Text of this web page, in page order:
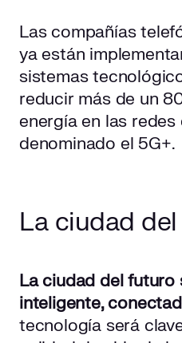
Las compañías
ya están
sistemas
reducir más de un
energía en las redes
denominado el 5G+.
La ciudad
La ciudad del futuro
inteligente,
tecnología será